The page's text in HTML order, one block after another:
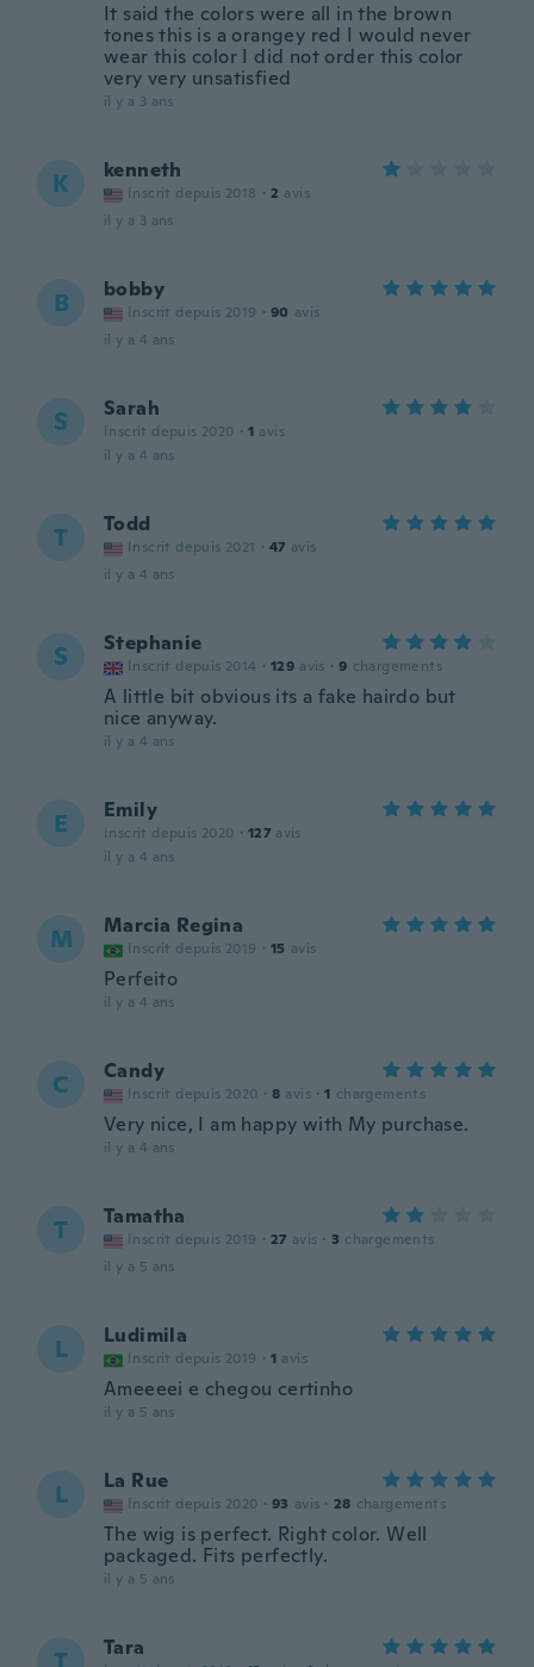
It said the colors were all in the brown
tones this is a orangey red I would never
wear this color I did not order this color
very very unsatisfied
il y a 3 ans
K kenneth
Inscrit depuis 2018 · 2 avis
il y a 3 ans
B bobby
Inscrit depuis 2019 · 90 avis
il y a 4 ans
S Sarah
Inscrit depuis 2020 · 1 avis
il y a 4 ans
T Todd
Inscrit depuis 2021 · 47 avis
il y a 4 ans
S Stephanie
Inscrit depuis 2014 · 129 avis · 9 chargements
A little bit obvious its a fake hairdo but
nice anyway.
il y a 4 ans
E Emily
Inscrit depuis 2020 · 127 avis
il y a 4 ans
M Marcia Regina
Inscrit depuis 2019 · 15 avis
Perfeito
il y a 4 ans
C Candy
Inscrit depuis 2020 · 8 avis · 1 chargements
Very nice, I am happy with My purchase.
il y a 4 ans
T Tamatha
Inscrit depuis 2019 · 27 avis · 3 chargements
il y a 5 ans
L Ludimila
Inscrit depuis 2019 · 1 avis
Ameeeei e chegou certinho
il y a 5 ans
L La Rue
Inscrit depuis 2020 · 93 avis · 28 chargements
The wig is perfect. Right color. Well
packaged. Fits perfectly.
il y a 5 ans
Tara